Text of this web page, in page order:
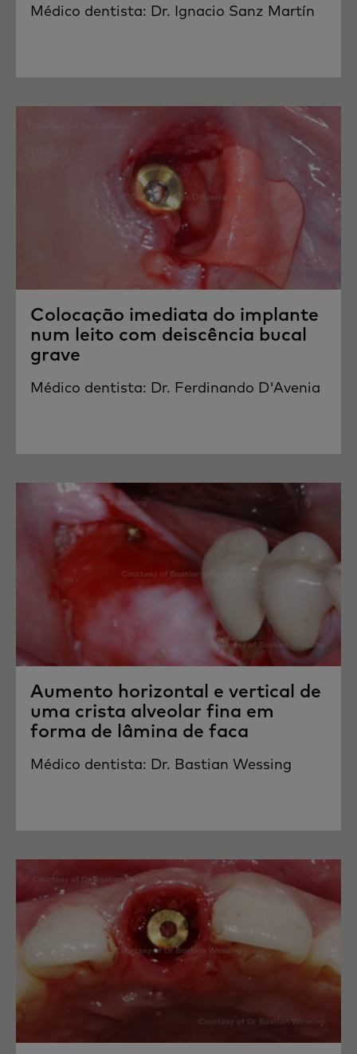
Médico dentista: Dr. Ignacio Sanz Martín
Colocação imediata do implante
num leito com deiscência bucal
grave
Médico dentista: Dr. Ferdinando D'Avenia
Aumento horizontal e vertical de
uma crista alveolar fina em
forma de lâmina de faca
Médico dentista: Dr. Bastian Wessing